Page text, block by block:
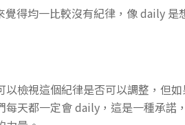
覺得均一比較沒有紀律，像 daily
以檢視這個紀律是否可以調整，但
每天都一定會 daily，這是一種承諾